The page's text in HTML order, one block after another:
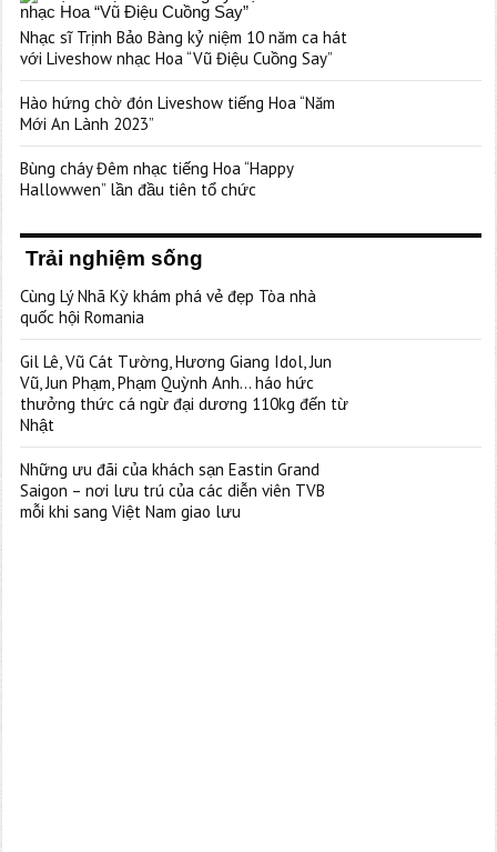
Nhạc sĩ Trịnh Bảo Bàng kỷ niệm 10 năm ca hát
với Liveshow nhạc Hoa “Vũ Điệu Cuồng Say”
Hào hứng chờ đón Liveshow tiếng Hoa “Năm
Mới An Lành 2023”
Bùng cháy Đêm nhạc tiếng Hoa “Happy
Hallowwen” lần đầu tiên tổ chức
Trải nghiệm sống
Cùng Lý Nhã Kỳ khám phá vẻ đẹp Tòa nhà
quốc hội Romania
Gil Lê, Vũ Cát Tường, Hương Giang Idol, Jun
Vũ, Jun Phạm, Phạm Quỳnh Anh… háo hức
thưởng thức cá ngừ đại dương 110kg đến từ
Nhật
Những ưu đãi của khách sạn Eastin Grand
Saigon – nơi lưu trú của các diễn viên TVB
mỗi khi sang Việt Nam giao lưu